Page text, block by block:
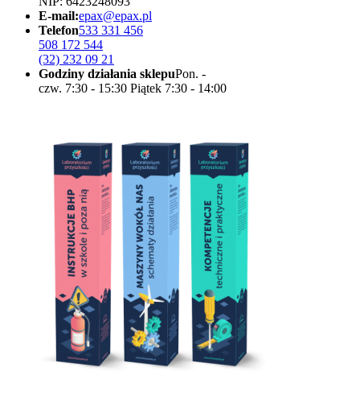
E-mail:epax@epax.pl
Telefon533 331 456
508 172 544
(32) 232 09 21
Godziny działania sklepuPon. -
czw. 7:30 - 15:30 Piątek 7:30 - 14:00